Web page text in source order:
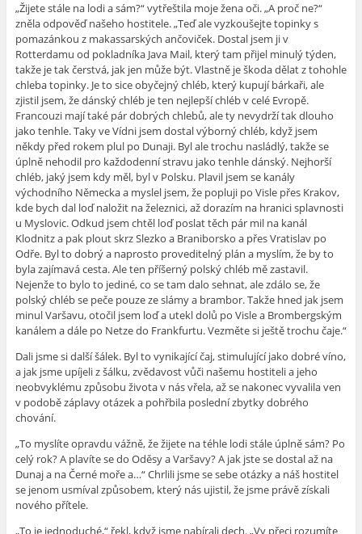
„Žijete stále na lodi a sám?“ vytřeštila moje žena oči. „A proč ne?“
zněla odpověď našeho hostitele. „Teď ale vyzkoušejte topinky s
pomazánkou z makassarských ančoviček. Dostal jsem ji v
Rotterdamu od pokladníka Java Mail, který tam přijel minulý týden,
takže je tak čerstvá, jak jen může být. Vlastně je škoda dělat z tohohle
chleba topinky. Je to sice obyčejný chléb, který kupují bárkaři, ale
zjistil jsem, že dánský chléb je ten nejlepší chléb v celé Evropě.
Francouzi mají také pár dobrých chlebů, ale ty nevydrží tak dlouho
jako tenhle. Taky ve Vídni jsem dostal výborný chléb, když jsem
někdy před rokem plul po Dunaji. Byl ale trochu nasládlý, takže se
úplně nehodil pro každodenní stravu jako tenhle dánský. Nejhorší
chléb, jaký jsem kdy měl, byl v Polsku. Plavil jsem se kanály
východního Německa a myslel jsem, že popluji po Visle přes Krakov,
kde bych dal loď naložit na železnici, až dorazím na hranici splavnosti
u Myslovic. Odkud jsem chtěl loď poslat těch pár mil na kanál
Klodnitz a pak plout skrz Slezko a Braniborsko a přes Vratislav po
Odře. Byl to dobrý a naprosto proveditelný plán a myslím, že by to
byla zajímavá cesta. Ale ten příšerný polský chléb mě zastavil.
Nejenže to bylo to jediné, co se tam dalo sehnat, ale zdálo se, že
polský chléb se peče pouze ze slámy a brambor. Takže hned jak jsem
minul Varšavu, otočil jsem loď a utekl dolů po Visle a Brombergským
kanálem a dále po Netze do Frankfurtu. Vezměte si ještě trochu čaje.“
Dali jsme si další šálek. Byl to vynikající čaj, stimulující jako dobré víno,
a jak jsme upíjeli z šálku, zvědavost vůči našemu hostiteli a jeho
neobvyklému způsobu života v nás vřela, až se nakonec vyvalila ven
v podobě záplavy otázek a pohřbila poslední zbytky dobrého
chování.
„To myslíte opravdu vážně, že žijete na téhle lodi stále úplně sám? Po
celý rok? A plavíte se do Oděsy a Varšavy? A jak jste se dostal až na
Dunaj a na Černé moře a…“ Chrlili jsme se sebe otázky a náš hostitel
se jenom usmíval způsobem, který nás ujistil, že jsme právě získali
nového přítele.